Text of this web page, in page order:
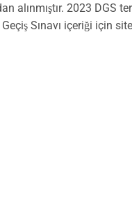
alınmıştır. 2023 DGS
Sınavı içeriği için